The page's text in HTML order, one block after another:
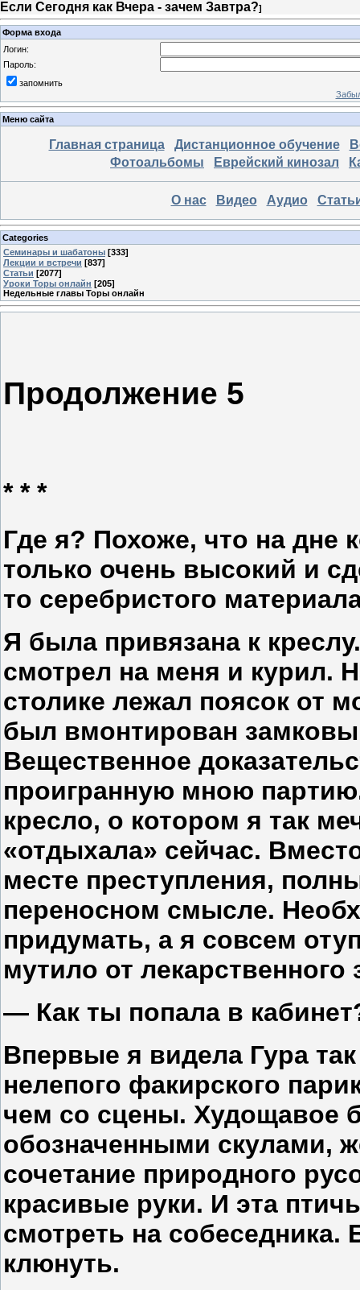
Если Сегодня как Вчера - зачем Завтра?]
Форма входа
Логин:
Пароль:
запомнить
Меню сайта
Главная страница Дистанционное обучение
Фотоальбомы
Еврейский кинозал
О нас Видео Аудио
Categories
Семинары и шабатоны [333]
Лекции и встречи [837]
Статьи [2077]
Уроки Торы онлайн [205]
Недельные главы Торы онлайн
Продолжение 5
* * *
Где я? Похоже, что на дне
только очень высокий и
то серебристого
Я была привязана к
смотрел на меня и курил.
столике лежал поясок от
был вмонтирован
Вещественное
проигранную мною
кресло, о котором я так
«отдыхала» сейчас.
месте преступления,
переносном смысле.
придумать, а я совсем
мутило от лекарственного
— Как ты попала в
Впервые я видела Гура
нелепого факирского
чем со сцены. Худощавое
обозначенными скулами,
сочетание природного
красивые руки. И эта
смотреть на
клюнуть.